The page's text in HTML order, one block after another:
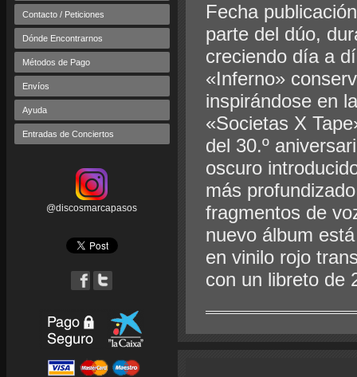
Contacto / Peticiones
Dónde Encontrarnos
Métodos de Pago
Envíos
Ayuda
Entradas de Conciertos
@discosmarcapasos
Fecha
parte del dúo,
creciendo día a
«Inferno»
inspirándose en
«Societas X
del 30.º
oscuro
más
fragmentos de
nuevo álbum
en vinilo rojo
con un libreto de